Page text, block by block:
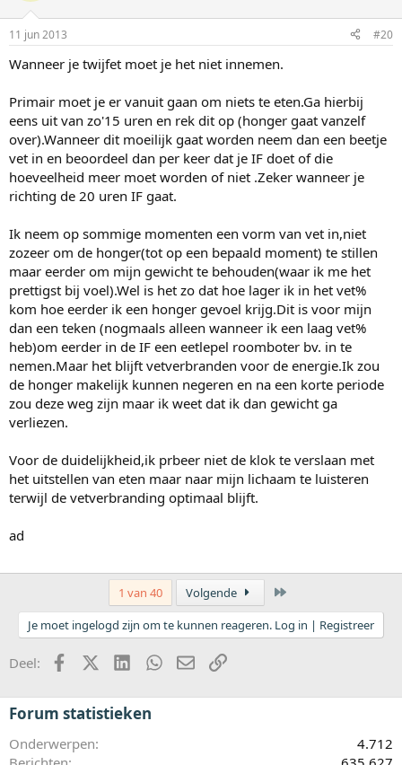
11 jun 2013 #20
Wanneer je twijfet moet je het niet innemen.
Primair moet je er vanuit gaan om niets te eten.Ga hierbij
eens uit van zo'15 uren en rek dit op (honger gaat vanzelf
over).Wanneer dit moeilijk gaat worden neem dan een beetje
vet in en beoordeel dan per keer dat je IF doet of die
hoeveelheid meer moet worden of niet .Zeker wanneer je
richting de 20 uren IF gaat.
Ik neem op sommige momenten een vorm van vet in,niet
zozeer om de honger(tot op een bepaald moment) te stillen
maar eerder om mijn gewicht te behouden(waar ik me het
prettigst bij voel).Wel is het zo dat hoe lager ik in het vet%
kom hoe eerder ik een honger gevoel krijg.Dit is voor mijn
dan een teken (nogmaals alleen wanneer ik een laag vet%
heb)om eerder in de IF een eetlepel roomboter bv. in te
nemen.Maar het blijft vetverbranden voor de energie.Ik zou
de honger makelijk kunnen negeren en na een korte periode
zou deze weg zijn maar ik weet dat ik dan gewicht ga
verliezen.
Voor de duidelijkheid,ik prbeer niet de klok te verslaan met
het uitstellen van eten maar naar mijn lichaam te luisteren
terwijl de vetverbranding optimaal blijft.
ad
1 van 40 Volgende
Je moet ingelogd zijn om te kunnen reageren. Log in | Registreer
Deel: FacebookX (Twitter)LinkedInWhatsApp
E-mailkoppeling
Forum statistieken
Onderwerpen
4.712